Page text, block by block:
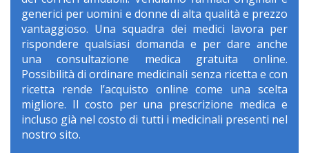
generici per uomini e donne di alta qualità e prezzo
vantaggioso. Una squadra dei medici lavora per
rispondere qualsiasi domanda e per dare anche
una consultazione medica gratuita online.
Possibilità di ordinare medicinali senza ricetta e con
ricetta rende l’acquisto online come una scelta
migliore. Il costo per una prescrizione medica e
incluso già nel costo di tutti i medicinali presenti nel
nostro sito.